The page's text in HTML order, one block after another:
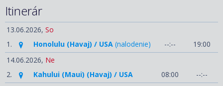
Itinerár
13.06.2026, So
1.
Honolulu (Havaj) / USA (nalodenie) --:--
19:00
14.06.2026, Ne
2.
Kahului (Maui) (Havaj) / USA 08:00
--:--